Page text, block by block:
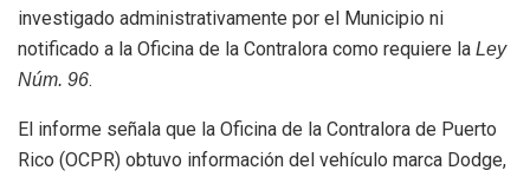
investigado administrativamente por el Municipio ni
notificado a la Oficina de la Contralora como requiere la Ley
Núm. 96.
El informe señala que la Oficina de la Contralora de Puerto
Rico (OCPR) obtuvo información del vehículo marca Dodge,